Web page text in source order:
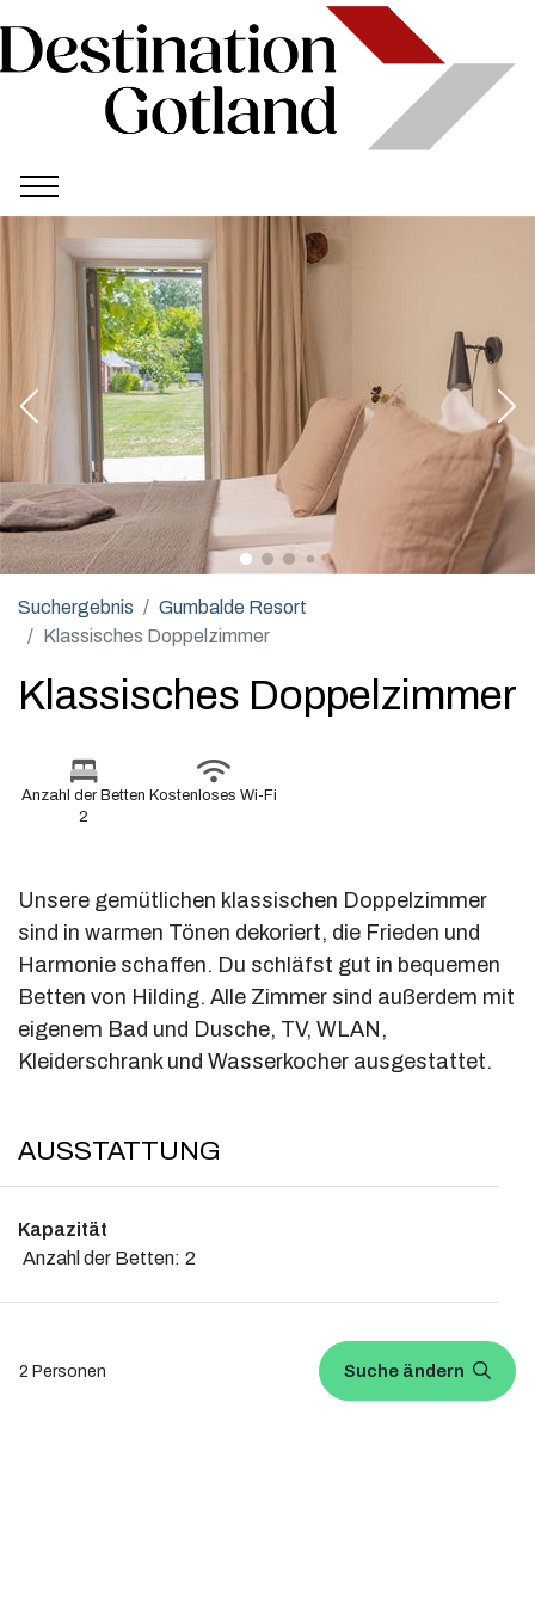
Suchergebnis
Gumbalde Resort
Klassisches Doppelzimmer
Klassisches Doppelzimmer
Anzahl der Betten
2
Kostenloses Wi-Fi
Unsere gemütlichen klassischen Doppelzimmer
sind in warmen Tönen dekoriert, die Frieden und
Harmonie schaffen. Du schläfst gut in bequemen
Betten von Hilding. Alle Zimmer sind außerdem mit
eigenem Bad und Dusche, TV, WLAN,
Kleiderschrank und Wasserkocher ausgestattet.
AUSSTATTUNG
Kapazität
Anzahl der Betten: 2
TV
2 Personen Suche ändern